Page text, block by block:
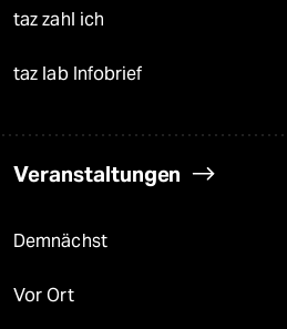
taz zahl ich
taz lab Infobrief
Veranstaltungen
Demnächst
Vor Ort